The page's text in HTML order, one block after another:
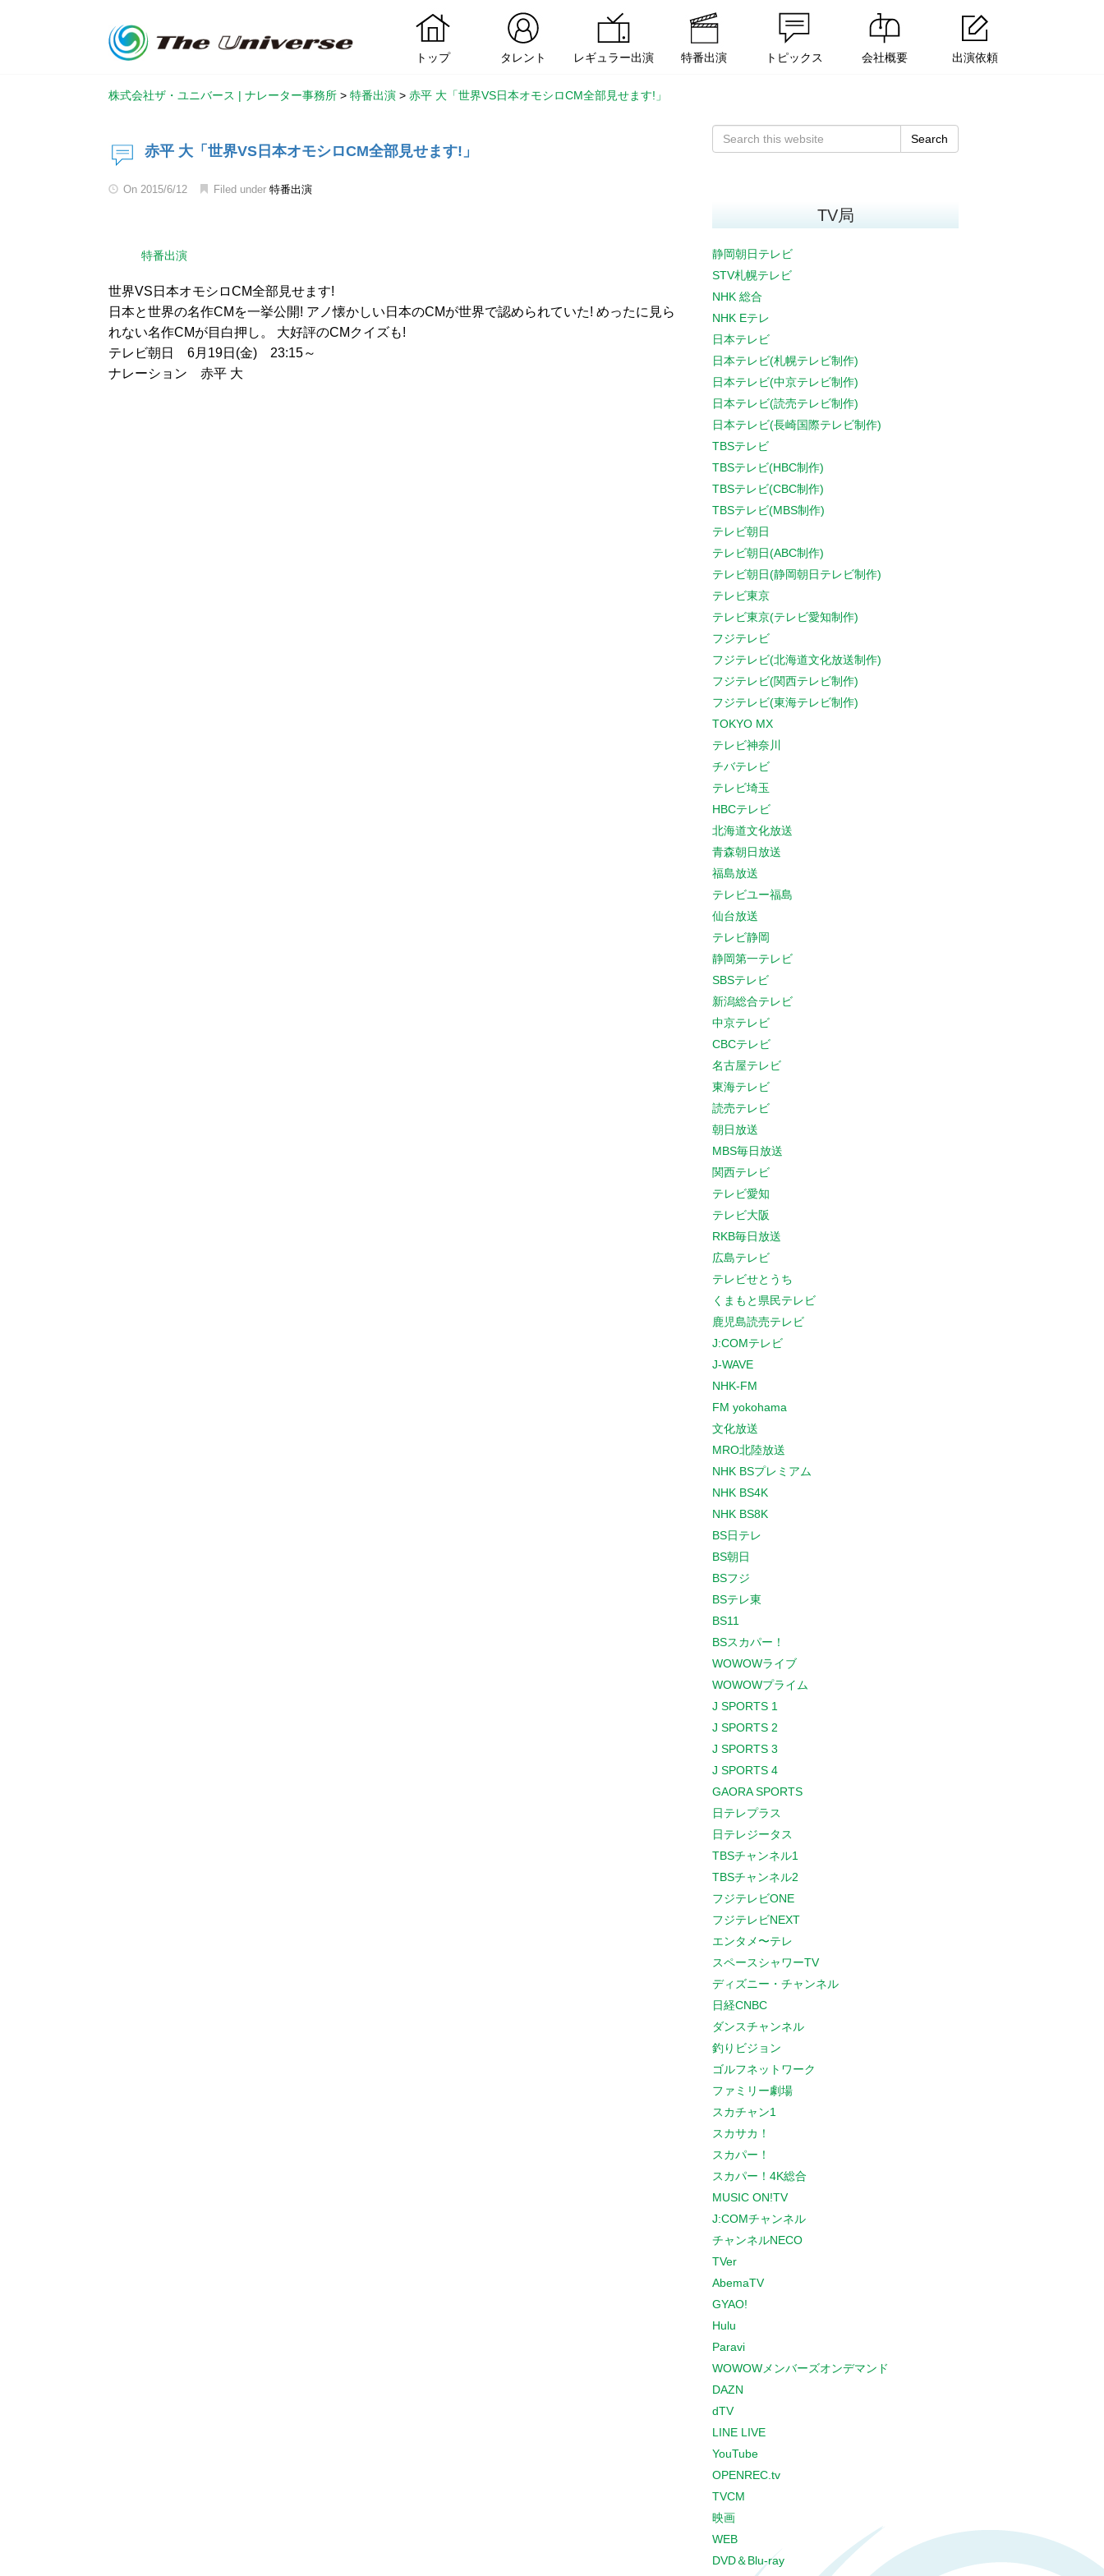
トップ タレント レギュラー出演 特番出演 トピックス 会社概要 出演依頼
株式会社ザ・ユニバース | ナレーター事務所 > 特番出演 > 赤平 大「世界VS日本オモシロCM全部見せます!」
赤平 大「世界VS日本オモシロCM全部見せます!」
On 2015/6/12 Filed under 特番出演
特番出演
世界VS日本オモシロCM全部見せます!
日本と世界の名作CMを一挙公開! アノ懐かしい日本のCMが世界で認められていた! めったに見ら
れない名作CMが目白押し。 大好評のCMクイズも!
テレビ朝日 6月19日(金) 23:15～
ナレーション 赤平 大
Search
TV局
静岡朝日テレビ
STV札幌テレビ
NHK 総合
NHK Eテレ
日本テレビ
日本テレビ(札幌テレビ制作)
日本テレビ(中京テレビ制作)
日本テレビ(読売テレビ制作)
日本テレビ(長崎国際テレビ制作)
TBSテレビ
TBSテレビ(HBC制作)
TBSテレビ(CBC制作)
TBSテレビ(MBS制作)
テレビ朝日
テレビ朝日(ABC制作)
テレビ朝日(静岡朝日テレビ制作)
テレビ東京
テレビ東京(テレビ愛知制作)
フジテレビ
フジテレビ(北海道文化放送制作)
フジテレビ(関西テレビ制作)
フジテレビ(東海テレビ制作)
TOKYO MX
テレビ神奈川
チバテレビ
テレビ埼玉
HBCテレビ
北海道文化放送
青森朝日放送
福島放送
テレビユー福島
仙台放送
テレビ静岡
静岡第一テレビ
SBSテレビ
新潟総合テレビ
中京テレビ
CBCテレビ
名古屋テレビ
東海テレビ
読売テレビ
朝日放送
MBS毎日放送
関西テレビ
テレビ愛知
テレビ大阪
RKB毎日放送
広島テレビ
テレビせとうち
くまもと県民テレビ
鹿児島読売テレビ
J:COMテレビ
J-WAVE
NHK-FM
FM yokohama
文化放送
MRO北陸放送
NHK BSプレミアム
NHK BS4K
NHK BS8K
BS日テレ
BS朝日
BSフジ
BSテレ東
BS11
BSスカパー！
WOWOWライブ
WOWOWプライム
J SPORTS 1
J SPORTS 2
J SPORTS 3
J SPORTS 4
GAORA SPORTS
日テレプラス
日テレジータス
TBSチャンネル1
TBSチャンネル2
フジテレビONE
フジテレビNEXT
エンタメ〜テレ
スペースシャワーTV
ディズニー・チャンネル
日経CNBC
ダンスチャンネル
釣りビジョン
ゴルフネットワーク
ファミリー劇場
スカチャン1
スカサカ！
スカパー！
スカパー！4K総合
MUSIC ON!TV
J:COMチャンネル
チャンネルNECO
TVer
AbemaTV
GYAO!
Hulu
Paravi
WOWOWメンバーズオンデマンド
DAZN
dTV
LINE LIVE
YouTube
OPENREC.tv
TVCM
映画
WEB
DVD＆Blu-ray